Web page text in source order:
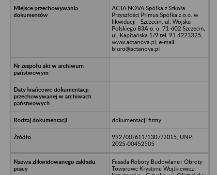
ACTA NOVA Spółka z Szkoła
Przyszłości Primus Spółka z o.o. w
likwidacji - Szczecin, ul. Wojska
Polskiego 83A o. o. 71-602 Szczecin,
ul. Kapitańska 1/9 tel. 91 4223325;
www.actanova.pl, e-mail:
biuro@actanova.pl
dokumentacji firmy
992700/611/1307/2015; UNP:
2025-00452505
Fasada Roboty Budowlane i Obroty
Towarowe Krystyna Wojtkiewicz-